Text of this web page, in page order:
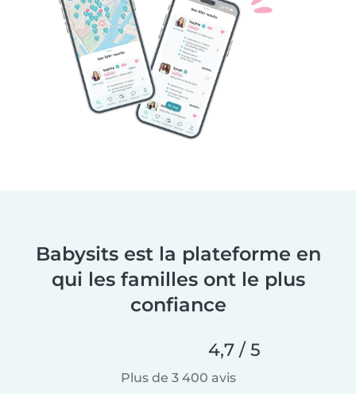
Babysits est la plateforme en
qui les familles ont le plus
confiance
4,7 / 5
Plus de 3 400 avis